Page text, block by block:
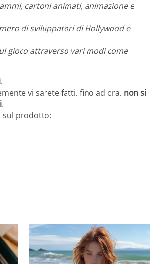
cartoni animati, animazione e
di sviluppatori di Hollywood e
gioco attraverso vari modi come
.
vi sarete fatti, fino ad ora, non si
.
sul prodotto: